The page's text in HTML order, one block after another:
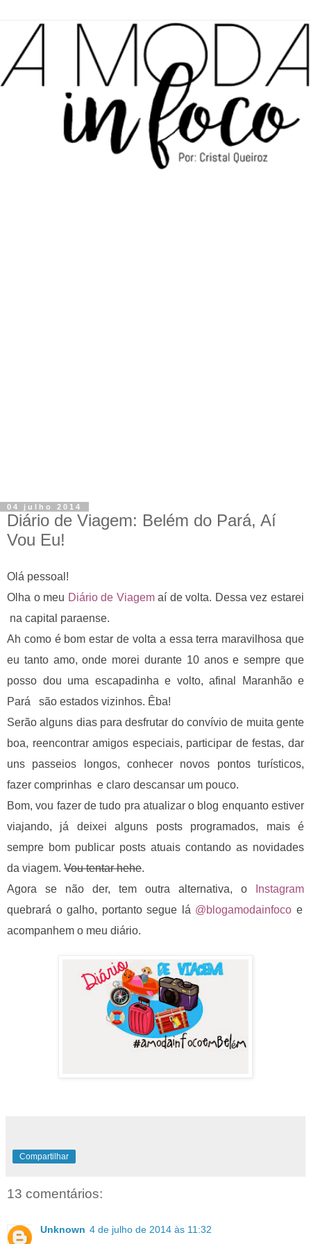
04 julho 2014
Diário de Viagem: Belém do Pará, Aí
Vou Eu!
Olá pessoal!
Olha o meu Diário de Viagemaí de volta. Dessa vez estarei
na capital paraense.
Ah como é bom estar de volta a essa terra maravilhosa que
eu tanto amo, onde morei durante 10 anos e sempre que
posso dou uma escapadinha e volto, afinal Maranhão e
Pará são estados vizinhos. Êba!
Serão alguns dias para desfrutar do convívio de muita gente
boa, reencontrar amigos especiais, participar de festas, dar
uns passeios longos, conhecer novos pontos turísticos,
fazer comprinhas e claro descansar um pouco.
Bom, vou fazer de tudo pra atualizar o blog enquanto estiver
viajando, já deixei alguns posts programados, mais é
sempre bom publicar posts atuais contando as novidades
da viagem. Vou tentar hehe.
Agora se não der, tem outra alternativa, o
Instagram
quebrará o galho, portanto segue lá @blogamodainfoco e
acompanhem o meu diário.
Compartilhar
13 comentários:
Unknown 4 de julho de 2014 às 11:32